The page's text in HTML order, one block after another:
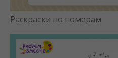
Раскраски по номерам